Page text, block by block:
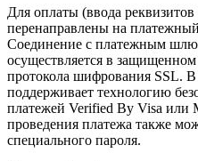
Для оплаты (ввода
перенаправлены на
Соединение с платежным
осуществляется в
протокола шифрования SSL.
поддерживает технологию
платежей Verified By Visa или
проведения платежа также
специального пароля.